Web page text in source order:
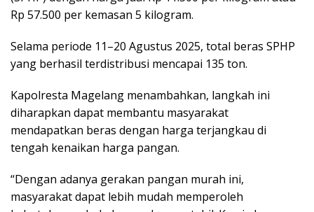
Rp 57.500 per kemasan 5 kilogram.
Selama periode 11–20 Agustus 2025, total beras SPHP
yang berhasil terdistribusi mencapai 135 ton.
Kapolresta Magelang menambahkan, langkah ini
diharapkan dapat membantu masyarakat
mendapatkan beras dengan harga terjangkau di
tengah kenaikan harga pangan.
“Dengan adanya gerakan pangan murah ini,
masyarakat dapat lebih mudah memperoleh